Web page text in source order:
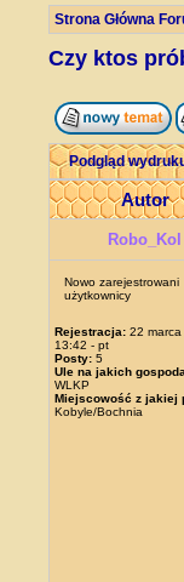
Strona Główna
Czy ktos
Podgląd
Autor
Robo_Kol
Nowo zarejestrowani
użytkownicy
Rejestracja: 22 marca
13:42 - pt
Posty: 5
Ule na jakich
WLKP
Miejscowość z jakiej
Kobyle/Bochnia